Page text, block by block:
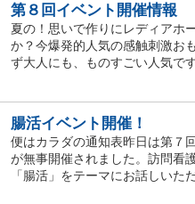
第８回イベント開催情報
夏の！思いで作りにレディアホ
か？今爆発的人気の感触刺激お
ず大人にも、ものすごい人気で
腸活イベント開催！
便はカラダの通知表昨日は第７
が無事開催されました。訪問看
「腸活」をテーマにお話しいた